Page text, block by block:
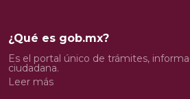
¿Qué es gob.mx?
Es el portal único de trámites,
ciudadana.
Leer más